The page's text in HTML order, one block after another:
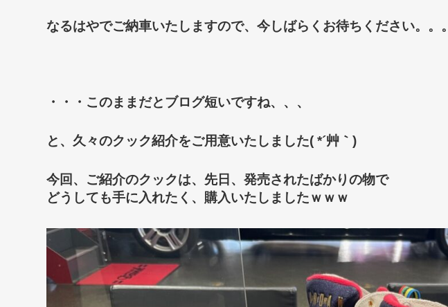
なるはやでご納車いたしますので、今しばらくお待ちください。。。
・・・このままだとブログ短いですね、、、
と、久々のクック紹介をご用意いたしました( *´艸｀)
今回、ご紹介のクックは、先日、発売されたばかりの物で
どうしても手に入れたく、購入いたしましたｗｗｗ